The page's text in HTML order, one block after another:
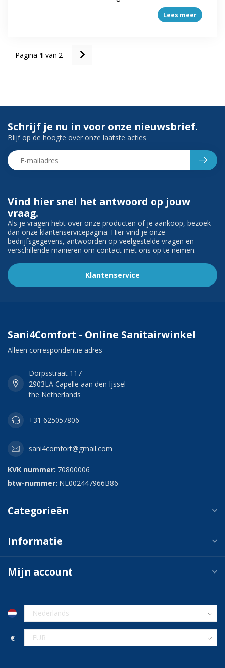
Lees meer
Pagina 1 van 2
Vind hier snel het antwoord op jouw
vraag.
Als je vragen hebt over onze producten of je aankoop, bezoek
dan onze klantenservicepagina. Hier vind je onze
bedrijfsgegevens, antwoorden op veelgestelde vragen en
verschillende manieren om contact met ons op te nemen.
Klantenservice
Schrijf je nu in voor onze nieuwsbrief.
Blijf op de hoogte over onze laatste acties
Sani4Comfort - Online Sanitairwinkel
Alleen correspondentie adres
Dorpsstraat 117
2903LA Capelle aan den Ijssel
the Netherlands
+31 625057806
sani4comfort@gmail.com
KVK nummer: 70800006
btw-nummer: NL002447966B86
Categorieën
Informatie
Mijn account
€